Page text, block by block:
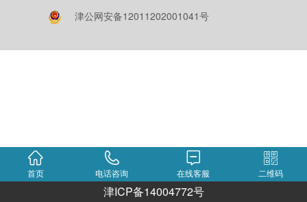
津公网安备12011202001041号
首页 电话咨询 在线客服 二维码
津ICP备14004772号